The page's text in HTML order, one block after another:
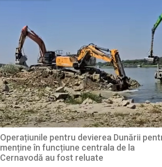
Operațiunile pentru devierea Dunării
menține în funcțiune centrala de la
Cernavodă au fost reluate